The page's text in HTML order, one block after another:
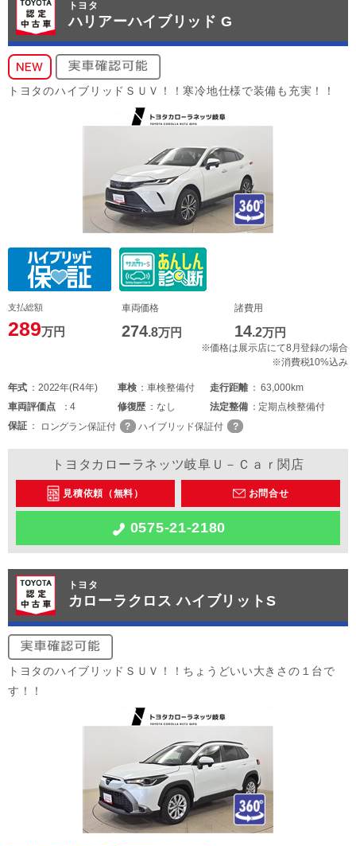
トヨタ
ハリアーハイブリッド G
トヨタのハイブリッドＳＵＶ！！寒冷地仕様で装備も充実！！
支払総額
289万円
車両価格
274.8万円
諸費用
14.2万円
※価格は展示店にて8月登録の場合
※消費税10%込み
年式 2022年(R4年) 車検 車検整備付 走行距離
63,000km
車両評価点 4 修復歴 なし 法定整備
定期点検整備付
保証
ロングラン保証付 ハイブリッド保証付
トヨタカローラネッツ岐阜Ｕ－Ｃａｒ関店
見積依頼（無料） お問合せ
0575-21-2180
トヨタ
カローラクロス ハイブリットS
トヨタのハイブリッドＳＵＶ！！ちょうどいい大きさの１台で
す！！